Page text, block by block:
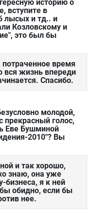
историю о
вступите в
лысых и тд.. и
Козловскому и
это был бы
потраченное время
вся жизнь впереди
Спасибо.
молодой,
прекрасный голос,
Еве Бушминой
2010"? Вы
и так хорошо,
знаю, она уже
бизнеса, я к ней
обидно, если бы
нее.